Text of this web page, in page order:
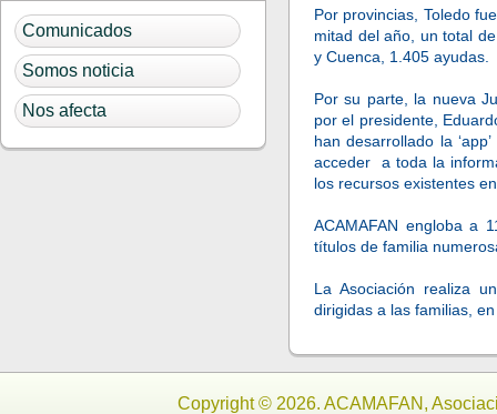
Comunicados
Somos noticia
Nos afecta
Por provincias, Toledo
mitad del año, un total
y Cuenca, 1.405 ayudas.
Por su parte, la nueva
por el presidente,
han desarrollado la
acceder a toda la
los recursos existentes
ACAMAFAN engloba a
títulos de familia
La Asociación realiza
dirigidas a las familias,
Copyright © 2026. ACAMAFAN,